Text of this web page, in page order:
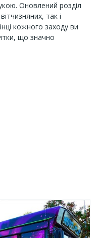
Оновлений розділ
так і
кожного заходу ви
що значно